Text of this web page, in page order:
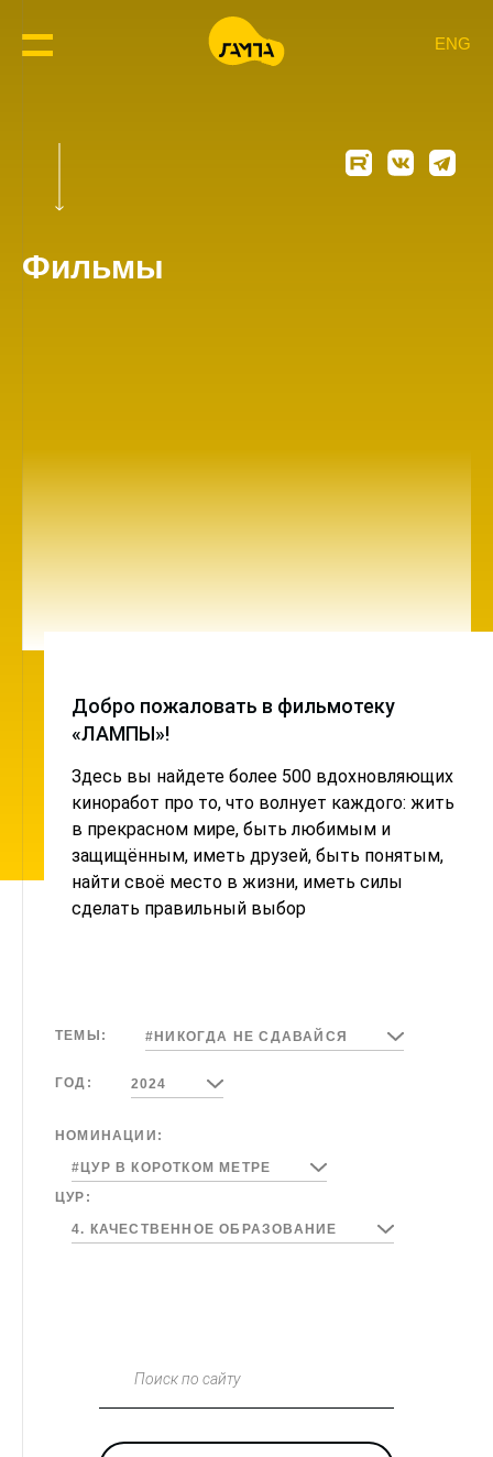
ENG
Фильмы
Добро пожаловать в фильмотеку
«ЛАМПЫ»!
Здесь вы найдете более 500 вдохновляющих
киноработ про то, что волнует каждого: жить
в прекрасном мире, быть любимым и
защищённым, иметь друзей, быть понятым,
найти своё место в жизни, иметь силы
сделать правильный выбор
ТЕМЫ: #НИКОГДА НЕ СДАВАЙСЯ
ГОД: 2024
НОМИНАЦИИ:
#ЦУР В КОРОТКОМ МЕТРЕ
ЦУР:
4. КАЧЕСТВЕННОЕ ОБРАЗОВАНИЕ
Поиск по сайту